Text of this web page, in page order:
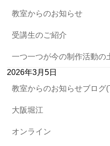
教室からのお知らせ
受講生のご紹介
一つ一つが今の制作活動の
2026年3月5日
教室からのお知らせブログ
大阪堀江
オンライン